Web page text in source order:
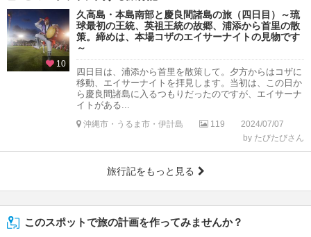
10
久高島・本島南部と慶良間諸島の旅（四日目）～琉
球最初の王統、英祖王統の故郷、浦添から首里の散
策。締めは、本場コザのエイサーナイトの見物です
～
四日目は、浦添から首里を散策して。夕方からはコザに
移動、エイサーナイトを拝見します。当初は、この日か
ら慶良間諸島に入るつもりだったのですが、エイサーナ
イトがある...
沖縄市・うるま市・伊計島 119
2024/07/07
by たびたびさん
旅行記をもっと見る
このスポットで旅の計画を作ってみませんか？